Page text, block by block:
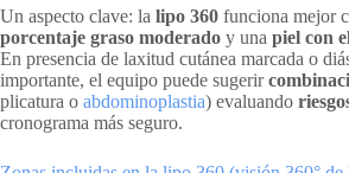
Un aspecto clave: la lipo 360 funciona mejor
porcentaje graso moderado y una piel con
En presencia de laxitud cutánea marcada o
importante, el equipo puede sugerir
plicatura o abdominoplastia) evaluando
cronograma más seguro.